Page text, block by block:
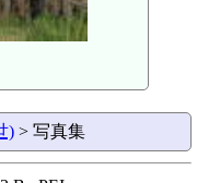
) > 写真集